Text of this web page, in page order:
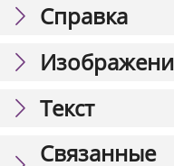
Справка
Текст
Связанные